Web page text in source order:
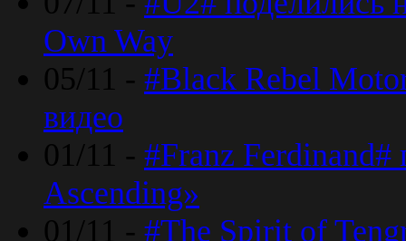
Own Way
05/11 - #Black Rebel
видео
01/11 - #Franz Ferdinand#
Ascending»
01/11 - #The Spirit of